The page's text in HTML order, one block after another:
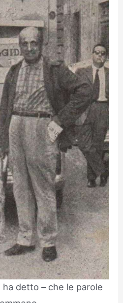
detto – che le parole